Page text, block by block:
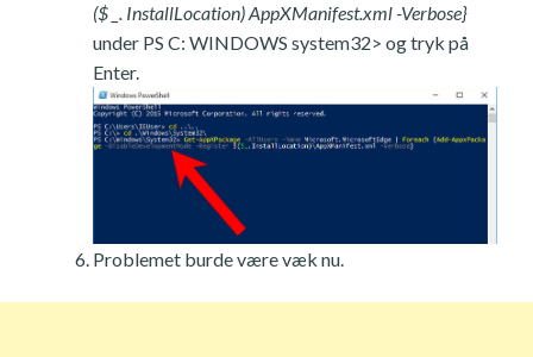
($ _. InstallLocation) AppXManifest.xml -Verbose}
under PS C: WINDOWS system32> og tryk på
Enter.
Problemet burde være væk nu.